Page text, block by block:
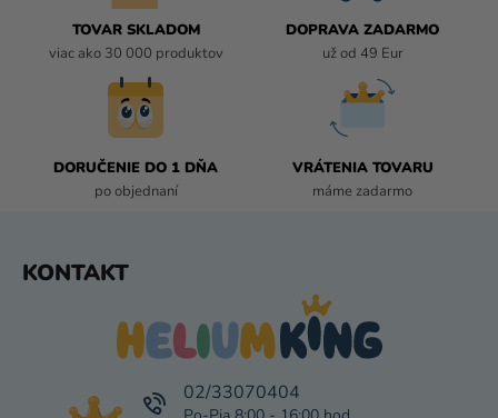
TOVAR SKLADOM
viac ako 30 000 produktov
DOPRAVA ZADARMO
už od 49 Eur
DORUČENIE DO 1 DŇA
po objednaní
VRÁTENIA TOVARU
máme zadarmo
KONTAKT
02/33070404